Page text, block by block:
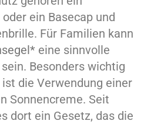
ein Basecap und
Für Familien kann
eine sinnvolle
Besonders wichtig
die Verwendung einer
Sonnencreme. Seit
dort ein Gesetz, das die